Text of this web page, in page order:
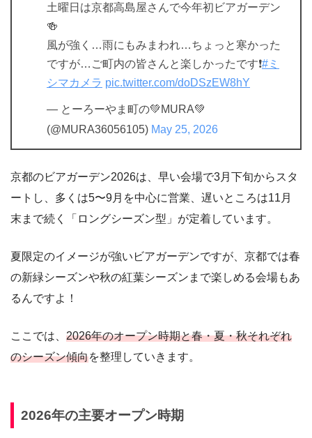
土曜日は京都高島屋さんで今年初ビアガーデン
🍻
風が強く…雨にもみまわれ…ちょっと寒かった
ですが…ご町内の皆さんと楽しかったです❗#ミ
シマカメラ pic.twitter.com/doDSzEW8hY
— とーろーやま町の💚MURA💚
(@MURA36056105) May 25, 2026
京都のビアガーデン2026は、早い会場で3月下旬からスタ
ートし、多くは5〜9月を中心に営業、遅いところは11月
末まで続く「ロングシーズン型」が定着しています。
夏限定のイメージが強いビアガーデンですが、京都では春
の新緑シーズンや秋の紅葉シーズンまで楽しめる会場もあ
るんですよ！
ここでは、 2026年のオープン時期と春・夏・秋それぞれ
のシーズン傾向を整理していきます。
2026年の主要オープン時期